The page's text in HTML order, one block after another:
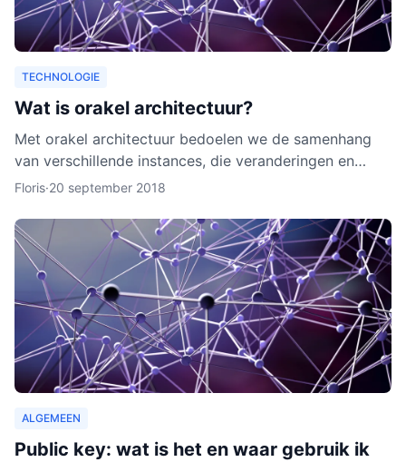
TECHNOLOGIE
Wat is orakel architectuur?
Met orakel architectuur bedoelen we de samenhang
van verschillende instances, die veranderingen en
activiteiten in het netwerk noteren. Een orakel is erg
Floris·20 september 2018
ALGEMEEN
Public key: wat is het en waar gebruik ik